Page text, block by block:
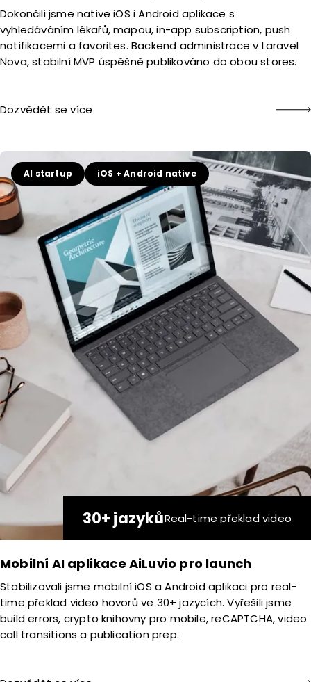
Dokončili jsme native iOS i Android aplikace s
vyhledáváním lékařů, mapou, in-app subscription, push
notifikacemi a favorites. Backend administrace v Laravel
Nova, stabilní MVP úspěšně publikováno do obou stores.
Dozvědět se více
AI startup iOS + Android native
30+ jazykůReal-time překlad video
Mobilní AI aplikace AiLuvio pro launch
Stabilizovali jsme mobilní iOS a Android aplikaci pro real-
time překlad video hovorů ve 30+ jazycích. Vyřešili jsme
build errors, crypto knihovny pro mobile, reCAPTCHA, video
call transitions a publication prep.